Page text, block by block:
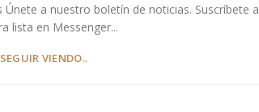
a nuestro boletín de noticias. Suscríbete a
lista en Messenger...
SEGUIR VIENDO..